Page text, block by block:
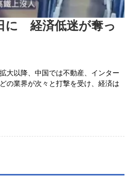
に 経済低迷が奪っ
大以降、中国では不動産、インター
の業界が次々と打撃を受け、経済は